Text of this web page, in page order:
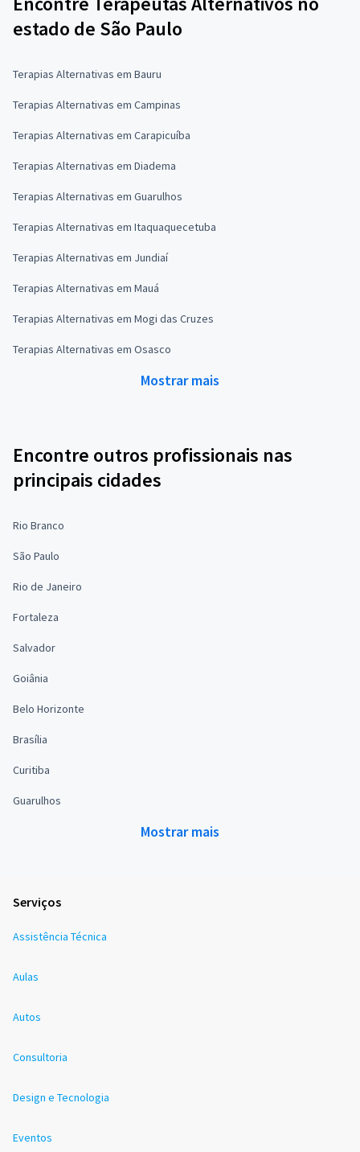
estado de São Paulo
Terapias Alternativas em Bauru
Terapias Alternativas em Campinas
Terapias Alternativas em Carapicuíba
Terapias Alternativas em Diadema
Terapias Alternativas em Guarulhos
Terapias Alternativas em Itaquaquecetuba
Terapias Alternativas em Jundiaí
Terapias Alternativas em Mauá
Terapias Alternativas em Mogi das Cruzes
Terapias Alternativas em Osasco
Mostrar mais
Encontre outros profissionais nas
principais cidades
Rio Branco
São Paulo
Rio de Janeiro
Fortaleza
Salvador
Goiânia
Belo Horizonte
Brasília
Curitiba
Guarulhos
Mostrar mais
Serviços
Assistência Técnica
Aulas
Autos
Consultoria
Design e Tecnologia
Eventos